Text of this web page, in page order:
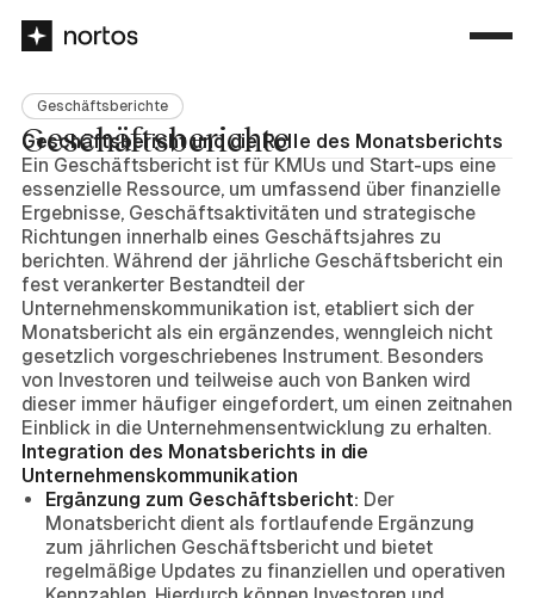
Geschäftsberichte
Geschäftsberichte
Geschäftsbericht und die Rolle des Monatsberichts
Ein Geschäftsbericht ist für KMUs und Start-ups eine
essenzielle Ressource, um umfassend über finanzielle
Ergebnisse, Geschäftsaktivitäten und strategische
Richtungen innerhalb eines Geschäftsjahres zu
berichten. Während der jährliche Geschäftsbericht ein
fest verankerter Bestandteil der
Unternehmenskommunikation ist, etabliert sich der
Monatsbericht als ein ergänzendes, wenngleich nicht
gesetzlich vorgeschriebenes Instrument. Besonders
von Investoren und teilweise auch von Banken wird
dieser immer häufiger eingefordert, um einen zeitnahen
Einblick in die Unternehmensentwicklung zu erhalten.
Integration des Monatsberichts in die
Unternehmenskommunikation
Ergänzung zum Geschäftsbericht: Der
Monatsbericht dient als fortlaufende Ergänzung
zum jährlichen Geschäftsbericht und bietet
regelmäßige Updates zu finanziellen und operativen